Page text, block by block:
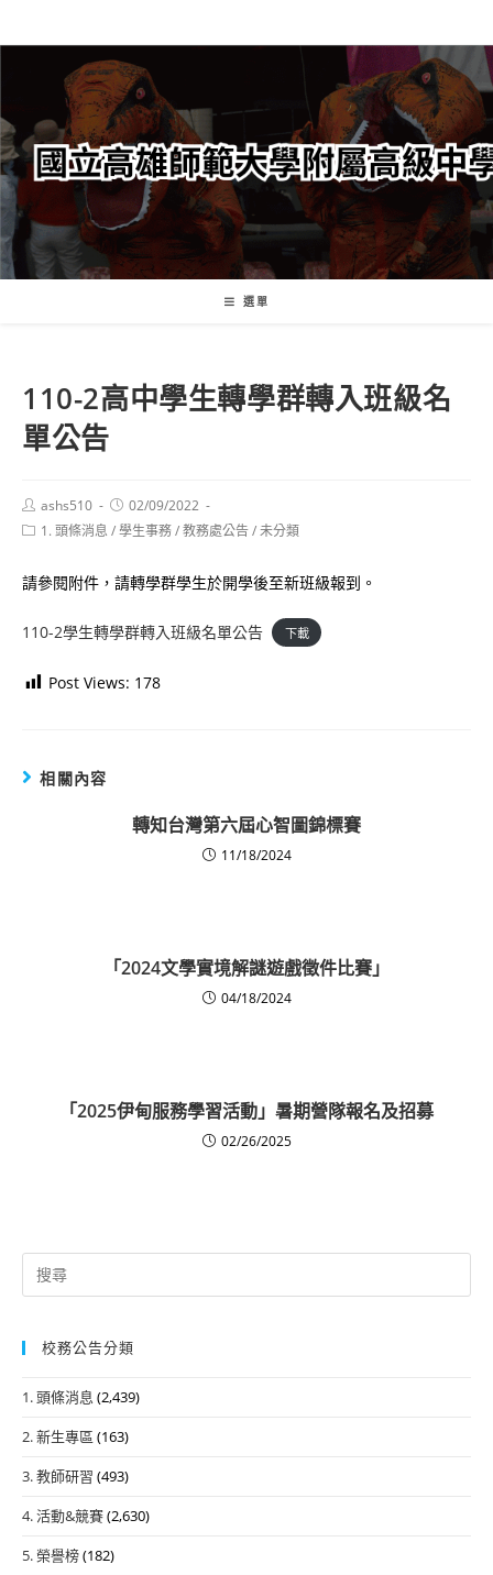
轉
要
內
容
選單
110-2高中學生轉學群轉入班級名
單公告
Post
author:
ashs510
Post
published:
02/09/2022
Post1. 頭條消息 /學生事務/教務處公告/未分類
請參閱附件，請轉學群學生於開學後至新班級報到。
110-2學生轉學群轉入班級名單公告 下載
Post Views: 178
相關內容
轉知台灣第六屆心智圖錦標賽
11/18/2024
「2024文學實境解謎遊戲徵件比賽」
04/18/2024
「2025伊甸服務學習活動」暑期營隊報名及招募
02/26/2025
Search
for:
校務公告分類
1. 頭條消息 (2,439)
2. 新生專區 (163)
3. 教師研習 (493)
4. 活動&競賽(2,630)
5. 榮譽榜(182)